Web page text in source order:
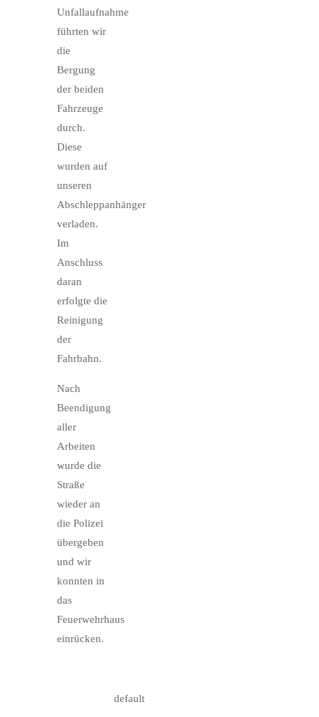
Unfallaufnahme
führten wir
die
Bergung
der beiden
Fahrzeuge
durch.
Diese
wurden auf
unseren
Abschleppanhänger
verladen.
Im
Anschluss
daran
erfolgte die
Reinigung
der
Fahrbahn.
Nach
Beendigung
aller
Arbeiten
wurde die
Straße
wieder an
die Polizei
übergeben
und wir
konnten in
das
Feuerwehrhaus
einrücken.
default